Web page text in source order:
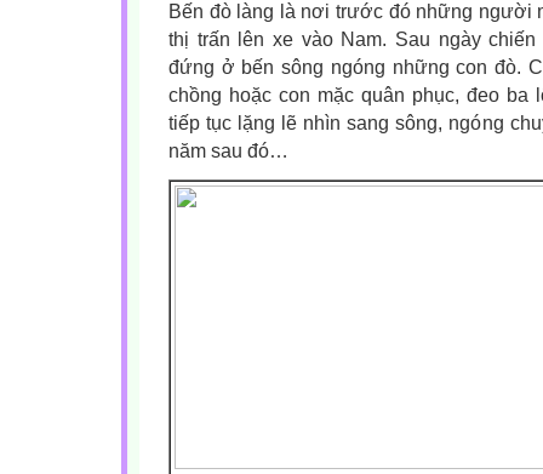
Bến đò làng là nơi trước đó những người
thị trấn lên xe vào Nam. Sau ngày
đứng ở bến sông ngóng những con đò.
chồng hoặc con mặc quân phục, đeo
tiếp tục lặng lẽ nhìn sang sông, ngóng
năm sau đó…